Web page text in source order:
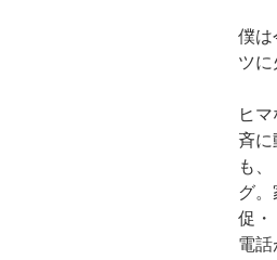
僕は
ツに
ヒ
斉
も
グ
促・
電話